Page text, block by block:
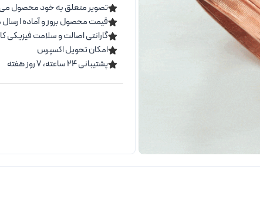
تصویر متعلق به خود محصول
قیمت محصول بروز و آماده
گارانتی اصالت و سلامت فیزیکی
امکان تحویل اکسپرس
پشتیبانی ۲۴ ساعته، ۷ روز هفته